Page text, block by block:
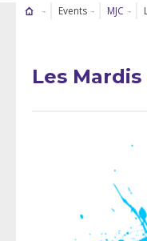
Events MJC
Les